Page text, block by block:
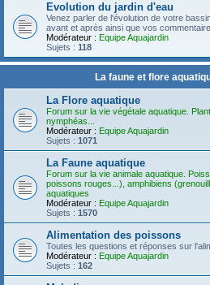
Evolution du jardin d'eau
Venez parler de l'évolution de votre
avant et après ainsi que vos
Modérateur : Equipe Aquajardin
Sujets : 118
La faune et flore
La Flore aquatique
Forum sur la vie végétale aquatique.
nymphéas...
Modérateur : Equipe Aquajardin
Sujets : 1071
La Faune aquatique
Forum sur la vie animale aquatique.
poissons rouges...), amphibiens
aquatiques
Modérateur : Equipe Aquajardin
Sujets : 1570
Alimentation des poissons
Toutes les questions et réponses sur
Modérateur : Equipe Aquajardin
Sujets : 162